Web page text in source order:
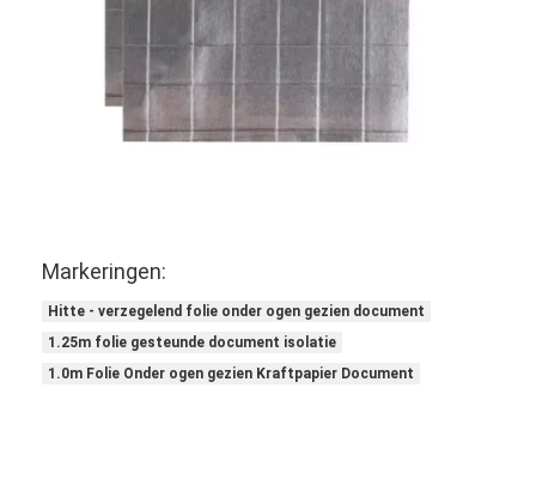
Tweezijdige Plakband
HUISDIEREN Plakband
Het Afgietsel van de precisieinvestering
Markeringen:
Hitte - verzegelend folie onder ogen gezien document
1.25m folie gesteunde document isolatie
1.0m Folie Onder ogen gezien Kraftpapier Document